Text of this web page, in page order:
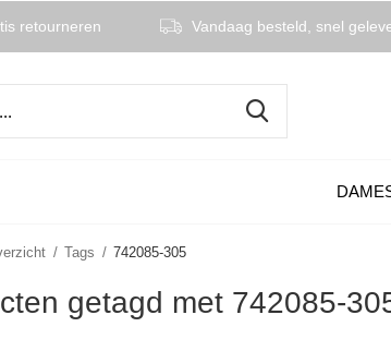
retourneren Vandaag besteld, snel
Tags 742085-305
getagd met 742085-